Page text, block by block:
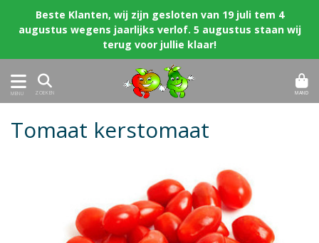
Beste Klanten, wij zijn gesloten van 19 juli tem 4
augustus wegens jaarlijks verlof. 5 augustus staan wij
terug voor jullie klaar!
MENU ZOEKEN MAND
Tomaat kerstomaat